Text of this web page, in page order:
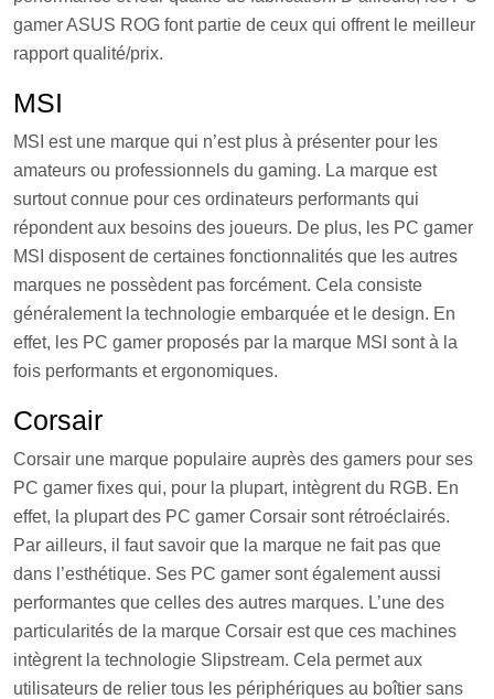
gamer ASUS ROG font partie de ceux qui offrent le meilleur
rapport qualité/prix.
MSI
MSI est une marque qui n’est plus à présenter pour les
amateurs ou professionnels du gaming. La marque est
surtout connue pour ces ordinateurs performants qui
répondent aux besoins des joueurs. De plus, les PC gamer
MSI disposent de certaines fonctionnalités que les autres
marques ne possèdent pas forcément. Cela consiste
généralement la technologie embarquée et le design. En
effet, les PC gamer proposés par la marque MSI sont à la
fois performants et ergonomiques.
Corsair
Corsair une marque populaire auprès des gamers pour ses
PC gamer fixes qui, pour la plupart, intègrent du RGB. En
effet, la plupart des PC gamer Corsair sont rétroéclairés.
Par ailleurs, il faut savoir que la marque ne fait pas que
dans l’esthétique. Ses PC gamer sont également aussi
performantes que celles des autres marques. L’une des
particularités de la marque Corsair est que ces machines
intègrent la technologie Slipstream. Cela permet aux
utilisateurs de relier tous les périphériques au boîtier sans